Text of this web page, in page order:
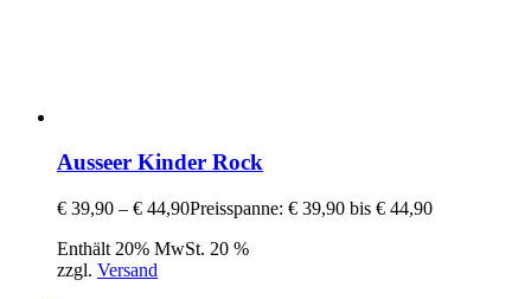
Ausseer Kinder Rock
€ 39,90 – € 44,90Preisspanne: € 39,90 bis € 44,90
Enthält 20% MwSt. 20 %
zzgl. Versand